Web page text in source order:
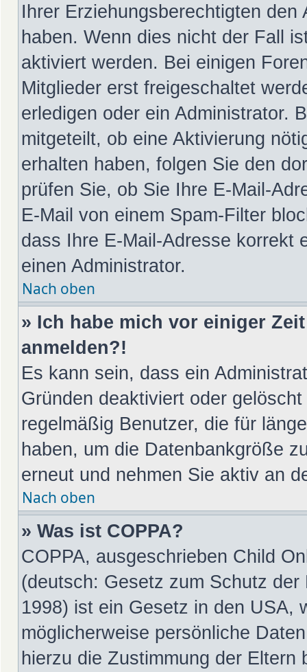
Ihrer Erziehungsberechtigten
haben. Wenn dies nicht der Fall
aktiviert werden. Bei einigen
Mitglieder erst freigeschaltet
erledigen oder ein Administrator.
mitgeteilt, ob eine Aktivierung
erhalten haben, folgen Sie den
prüfen Sie, ob Sie Ihre E-Mail-
E-Mail von einem Spam-Filter
dass Ihre E-Mail-Adresse korrekt
einen Administrator.
Nach oben
» Ich habe mich vor einiger
anmelden?!
Es kann sein, dass ein
Gründen deaktiviert oder
regelmäßig Benutzer, die für
haben, um die Datenbankgröße
erneut und nehmen Sie aktiv an
Nach oben
» Was ist COPPA?
COPPA, ausgeschrieben Child
(deutsch: Gesetz zum Schutz
1998) ist ein Gesetz in den USA,
möglicherweise persönliche
hierzu die Zustimmung der